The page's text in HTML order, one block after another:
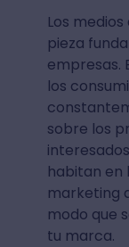
Los
pieza
empresas.
los
sobre los
habitan en
marketing
modo que
tu marca.